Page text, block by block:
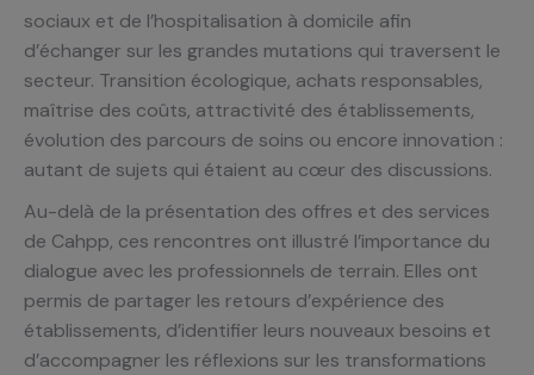
sociaux et de l’hospitalisation à domicile afin
d’échanger sur les grandes mutations qui traversent le
secteur. Transition écologique, achats responsables,
maîtrise des coûts, attractivité des établissements,
évolution des parcours de soins ou encore innovation :
autant de sujets qui étaient au cœur des discussions.
Au-delà de la présentation des offres et des services
de Cahpp, ces rencontres ont illustré l’importance du
dialogue avec les professionnels de terrain. Elles ont
permis de partager les retours d’expérience des
établissements, d’identifier leurs nouveaux besoins et
d’accompagner les réflexions sur les transformations